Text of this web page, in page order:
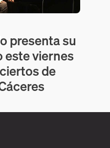
presenta su
este viernes
de